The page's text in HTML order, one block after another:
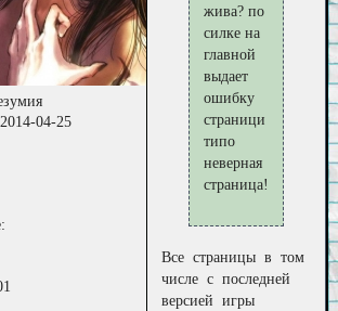
04-25
жива? по
силке на
главной
выдает
ошибку
страници
типо
неверная
страница!
Все страницы в том
числе с последней
версией игры